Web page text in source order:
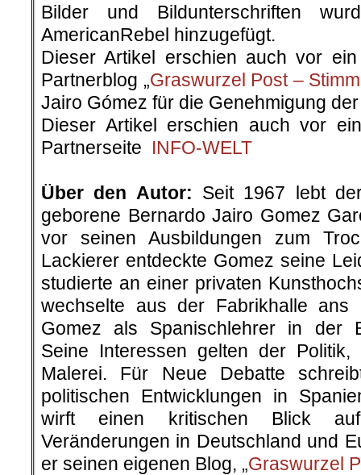
Bilder und Bildunterschriften
AmericanRebel hinzugefügt.
Dieser Artikel erschien auch vor
Partnerblog „Graswurzel Post –
Jairo Gómez für die Genehmigung
Dieser Artikel erschien auch vor
Partnerseite INFO-WELT
Über den Autor: Seit 1967 lebt
geborene Bernardo Jairo Gomez
vor seinen Ausbildungen zum
Lackierer entdeckte Gomez seine
studierte an einer privaten
wechselte aus der Fabrikhalle
Gomez als Spanischlehrer in der
Seine Interessen gelten der Politik,
Malerei. Für Neue Debatte
politischen Entwicklungen in
wirft einen kritischen Blick auf
Veränderungen in Deutschland und
er seinen eigenen Blog, „Graswurzel